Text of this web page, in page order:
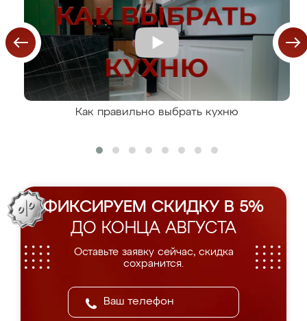
Как правильно выбрать кухню
ФИКСИРУЕМ СКИДКУ В 5%
ДО КОНЦА АВГУСТА
Оставьте заявку сейчас, скидка
сохранится.